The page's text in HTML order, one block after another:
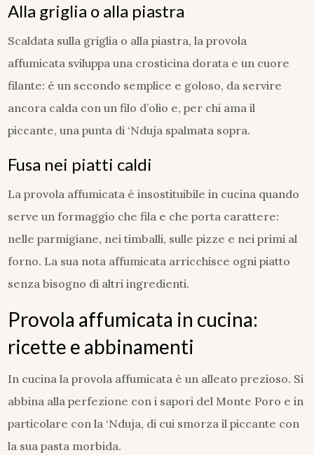
Alla griglia o alla piastra
Scaldata sulla griglia o alla piastra, la provola
affumicata sviluppa una crosticina dorata e un cuore
filante: è un secondo semplice e goloso, da servire
ancora calda con un filo d’olio e, per chi ama il
piccante, una punta di ‘Nduja spalmata sopra.
Fusa nei piatti caldi
La provola affumicata è insostituibile in cucina quando
serve un formaggio che fila e che porta carattere:
nelle parmigiane, nei timballi, sulle pizze e nei primi al
forno. La sua nota affumicata arricchisce ogni piatto
senza bisogno di altri ingredienti.
Provola affumicata in cucina:
ricette e abbinamenti
In cucina la provola affumicata è un alleato prezioso. Si
abbina alla perfezione con i sapori del Monte Poro e in
particolare con la ‘Nduja, di cui smorza il piccante con
la sua pasta morbida.